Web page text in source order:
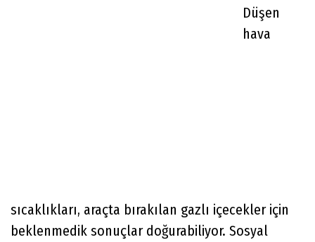
Düşen
hava
sıcaklıkları, araçta bırakılan gazlı içecekler için
beklenmedik sonuçlar doğurabiliyor. Sosyal